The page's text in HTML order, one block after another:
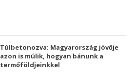
Túlbetonozva: Magyarország jövője
azon is múlik, hogyan bánunk a
termőföldjeinkkel